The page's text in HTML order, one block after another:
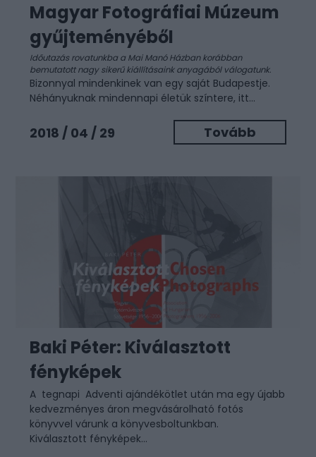
Magyar Fotográfiai Múzeum
gyűjteményéből
Időutazásrovatunkba a Mai Manó Házban korábban
bemutatott nagy sikerű kiállításaink anyagából válogatunk.
Bizonnyal mindenkinek van egy saját Budapestje.
Néhányuknak mindennapi életük színtere, itt...
2018 / 04 / 29 Tovább
Baki Péter: Kiválasztott
fényképek
A tegnapi Adventi ajándékötlet után ma egy újabb
kedvezményes áron megvásárolható fotós
könyvvel várunk a könyvesboltunkban.
Kiválasztott fényképek...